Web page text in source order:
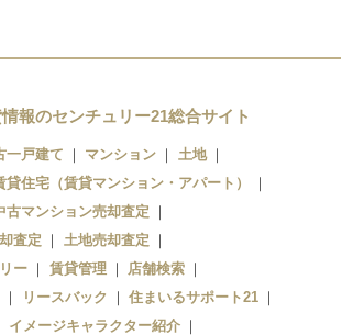
報のセンチュリー21総合サイト
一戸建て マンション
土地
貸住宅（賃貸マンション・アパート）
古マンション売却査定
査定
土地売却査定
ー
賃貸管理
店舗検索
リースバック
住まいるサポート21
イメージキャラクター紹介